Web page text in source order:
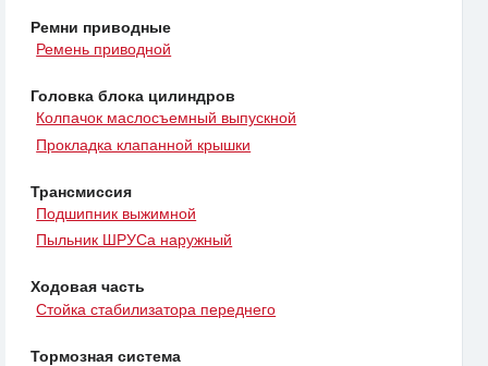
Ремни приводные
Ремень приводной
Головка блока цилиндров
Колпачок маслосъемный выпускной
Прокладка клапанной крышки
Трансмиссия
Подшипник выжимной
Пыльник ШРУСа наружный
Ходовая часть
Стойка стабилизатора переднего
Тормозная система